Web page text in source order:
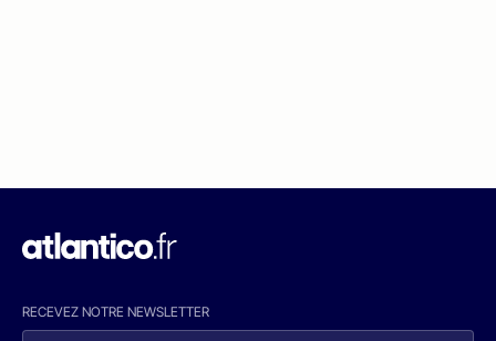
RECEVEZ NOTRE NEWSLETTER